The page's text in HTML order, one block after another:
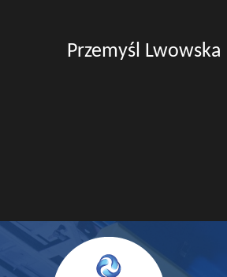
Przemyśl Lwowska